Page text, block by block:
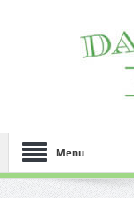
Menu